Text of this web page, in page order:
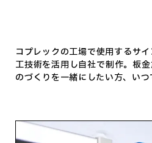
コプレックの工場で使用するサ
工技術を活用し自社で制作。板
のづくりを一緒にしたい方、いつ